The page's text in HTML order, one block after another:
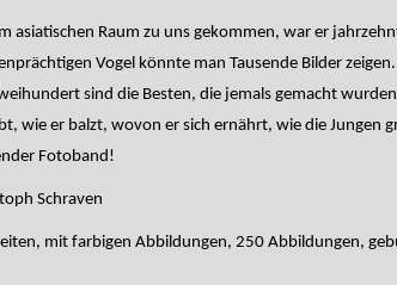
asiatischen Raum zu uns gekommen, war er
Vogel könnte man Tausende Bilder
sind die Besten, die jemals gemacht
wie er balzt, wovon er sich ernährt, wie die Jungen
Fotoband!
Schraven
mit farbigen Abbildungen, 250 Abbildungen,